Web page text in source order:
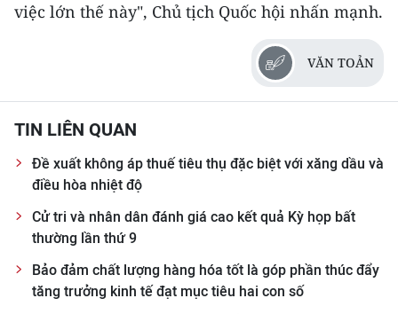
việc lớn thế này", Chủ tịch Quốc hội nhấn mạnh.
VĂN TOẢN
TIN LIÊN QUAN
Đề xuất không áp thuế tiêu thụ đặc biệt với xăng dầu và
điều hòa nhiệt độ
Cử tri và nhân dân đánh giá cao kết quả Kỳ họp bất
thường lần thứ 9
Bảo đảm chất lượng hàng hóa tốt là góp phần thúc đẩy
tăng trưởng kinh tế đạt mục tiêu hai con số